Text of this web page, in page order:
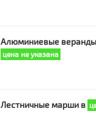
Алюминиевые
цена не указана
Лестничные марши в